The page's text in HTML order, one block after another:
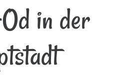
in der